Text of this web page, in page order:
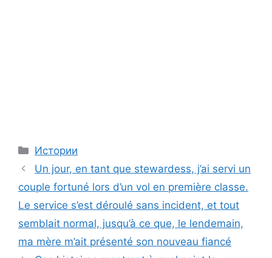
Categories
Истории
Un jour, en tant que stewardess, j’ai servi un
couple fortuné lors d’un vol en première classe.
Le service s’est déroulé sans incident, et tout
semblait normal, jusqu’à ce que, le lendemain,
ma mère m’ait présenté son nouveau fiancé